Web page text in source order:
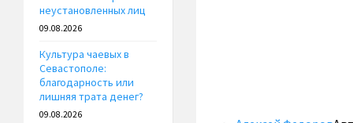
неустановленных лиц
09.08.2026
Культура чаевых в
Севастополе:
благодарность или
лишняя трата денег?
09.08.2026